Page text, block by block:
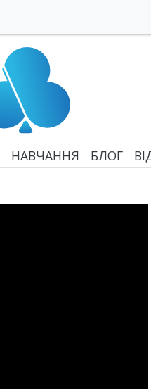
НАВЧАННЯ БЛОГ